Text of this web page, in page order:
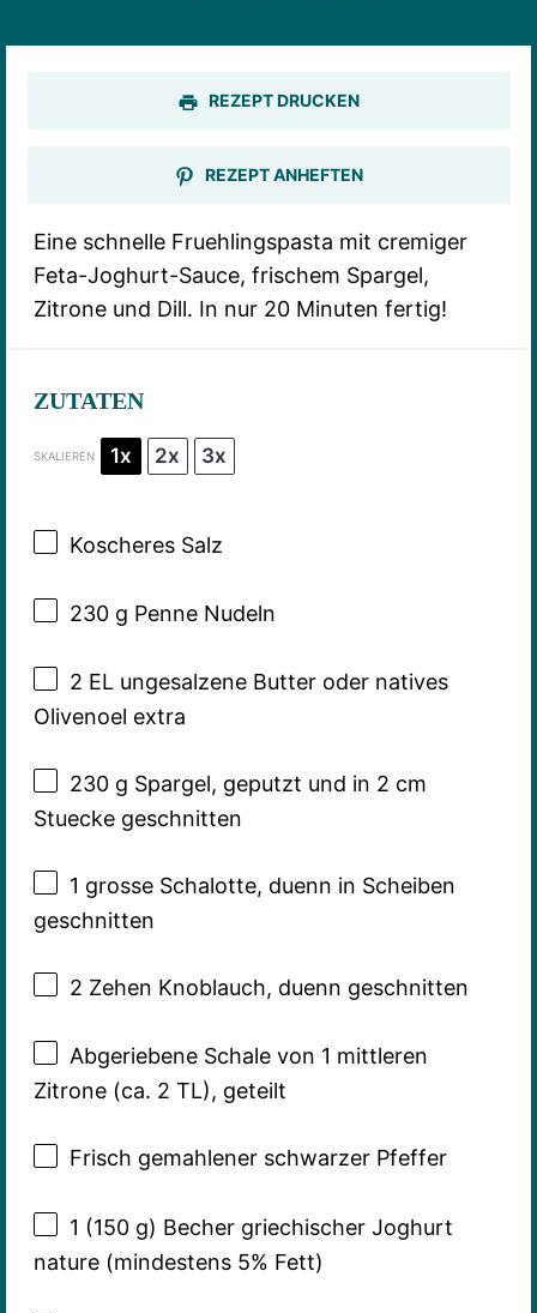
REZEPT DRUCKEN
REZEPT ANHEFTEN
Eine schnelle Fruehlingspasta mit cremiger
Feta-Joghurt-Sauce, frischem Spargel,
Zitrone und Dill. In nur 20 Minuten fertig!
ZUTATEN
SKALIEREN 1x 2x 3x
Koscheres Salz
230 g Penne Nudeln
2 EL ungesalzene Butter oder natives
Olivenoel extra
230 g Spargel, geputzt und in 2 cm
Stuecke geschnitten
1 grosse Schalotte, duenn in Scheiben
geschnitten
2 Zehen Knoblauch, duenn geschnitten
Abgeriebene Schale von 1 mittleren
Zitrone (ca. 2 TL), geteilt
Frisch gemahlener schwarzer Pfeffer
1 (150 g) Becher griechischer Joghurt
nature (mindestens 5% Fett)